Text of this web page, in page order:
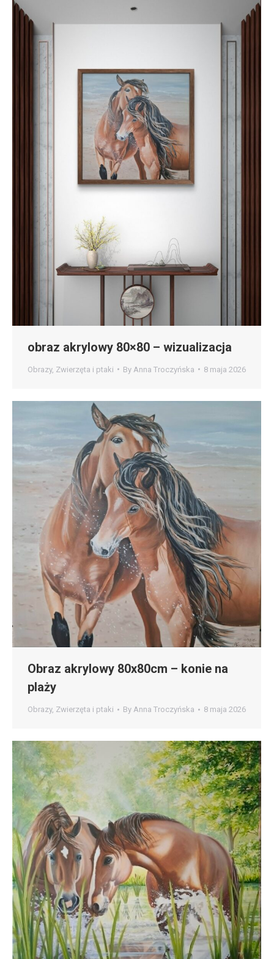
obraz akrylowy 80×80 – wizualizacja
Obrazy, Zwierzęta i ptaki By Anna Troczyńska 8 maja 2026
Obraz akrylowy 80x80cm – konie na
plaży
Obrazy, Zwierzęta i ptaki By Anna Troczyńska 8 maja 2026